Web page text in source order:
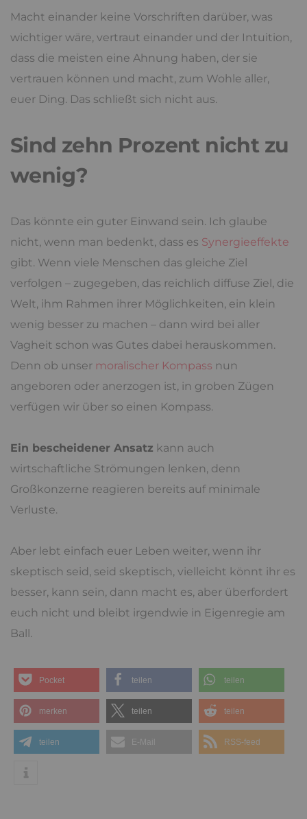
Macht einander keine Vorschriften darüber, was
wichtiger wäre, vertraut einander und der Intuition,
dass die meisten eine Ahnung haben, der sie
vertrauen können und macht, zum Wohle aller,
euer Ding. Das schließt sich nicht aus.
Sind zehn Prozent nicht zu
wenig?
Das könnte ein guter Einwand sein. Ich glaube
nicht, wenn man bedenkt, dass es Synergieeffekte
gibt. Wenn viele Menschen das gleiche Ziel
verfolgen – zugegeben, das reichlich diffuse Ziel, die
Welt, ihm Rahmen ihrer Möglichkeiten, ein klein
wenig besser zu machen – dann wird bei aller
Vagheit schon was Gutes dabei herauskommen.
Denn ob unser moralischer Kompass nun
angeboren oder anerzogen ist, in groben Zügen
verfügen wir über so einen Kompass.
Ein bescheidener Ansatz kann auch
wirtschaftliche Strömungen lenken, denn
Großkonzerne reagieren bereits auf minimale
Verluste.
Aber lebt einfach euer Leben weiter, wenn ihr
skeptisch seid, seid skeptisch, vielleicht könnt ihr es
besser, kann sein, dann macht es, aber überfordert
euch nicht und bleibt irgendwie in Eigenregie am
Ball.
Pocket teilen teilen
merken teilen teilen
teilen E-Mail RSS-feed